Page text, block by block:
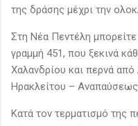
της δράσης μέχρι την
Στη Νέα Πεντέλη
γραμμή 451, που ξεκινά
Χαλανδρίου και περνά
Ηρακλείτου –
Κατά τον τερματισμό της